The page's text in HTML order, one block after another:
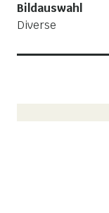
Bildauswahl
Diverse